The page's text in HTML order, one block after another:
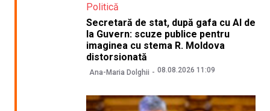
Politică
Secretară de stat, după gafa cu AI de
la Guvern: scuze publice pentru
imaginea cu stema R. Moldova
distorsionată
Ana-Maria Dolghii 08.08.2026 11:09